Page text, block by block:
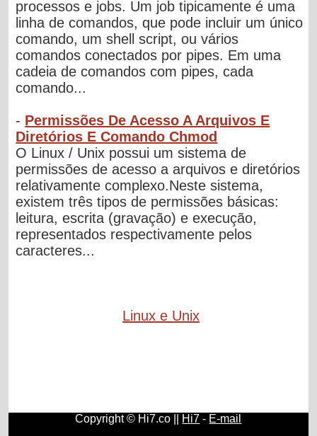
processos e jobs. Um job tipicamente é uma
linha de comandos, que pode incluir um único
comando, um shell script, ou vários
comandos conectados por pipes. Em uma
cadeia de comandos com pipes, cada
comando...
- Permissões De Acesso A Arquivos E
Diretórios E Comando Chmod
O Linux / Unix possui um sistema de
permissões de acesso a arquivos e diretórios
relativamente complexo.Neste sistema,
existem três tipos de permissões básicas:
leitura, escrita (gravação) e execução,
representados respectivamente pelos
caracteres...
Linux e Unix
Copyright © Hi7.co || Hi7 - E-mail